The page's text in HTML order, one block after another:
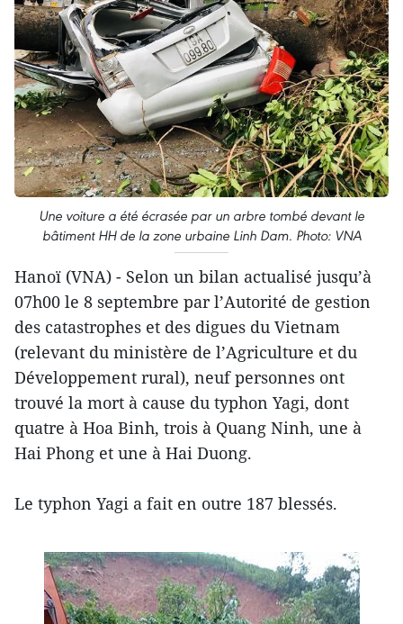
Une voiture a été écrasée par un arbre tombé devant le
bâtiment HH de la zone urbaine Linh Dam. Photo: VNA
Hanoï (VNA) - Selon un bilan actualisé jusqu’à
07h00 le 8 septembre par l’Autorité de gestion
des catastrophes et des digues du Vietnam
(relevant du ministère de l’Agriculture et du
Développement rural), neuf personnes ont
trouvé la mort à cause du typhon Yagi, dont
quatre à Hoa Binh, trois à Quang Ninh, une à
Hai Phong et une à Hai Duong.
Le typhon Yagi a fait en outre 187 blessés.